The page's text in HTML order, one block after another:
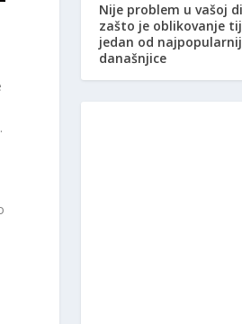
Nije problem u vašoj
zašto je oblikovanje
jedan od
današnjice